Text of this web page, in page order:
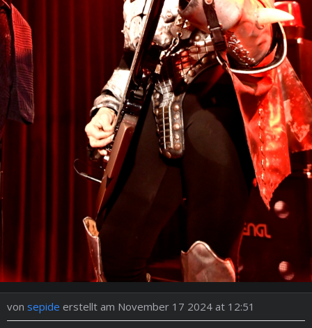
von sepide erstellt am November 17 2024 at 12:51